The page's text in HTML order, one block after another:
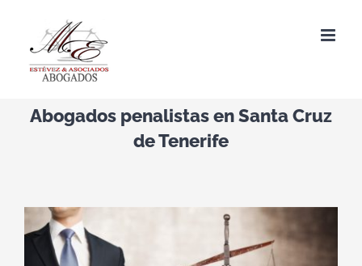
contenido
Abogados penalistas en Santa Cruz
de Tenerife